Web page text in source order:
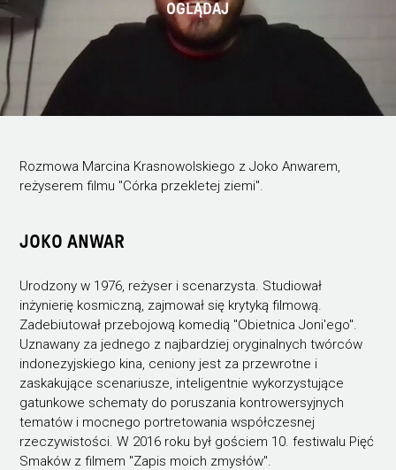
OGLĄDAJ
Rozmowa Marcina Krasnowolskiego z Joko Anwarem,
reżyserem filmu "Córka przekletej ziemi".
JOKO ANWAR
Urodzony w 1976, reżyser i scenarzysta. Studiował
inżynierię kosmiczną, zajmował się krytyką filmową.
Zadebiutował przebojową komedią "Obietnica Joni'ego".
Uznawany za jednego z najbardziej oryginalnych twórców
indonezyjskiego kina, ceniony jest za przewrotne i
zaskakujące scenariusze, inteligentnie wykorzystujące
gatunkowe schematy do poruszania kontrowersyjnych
tematów i mocnego portretowania współczesnej
rzeczywistości. W 2016 roku był gościem 10. festiwalu Pięć
Smaków z filmem "Zapis moich zmysłów".